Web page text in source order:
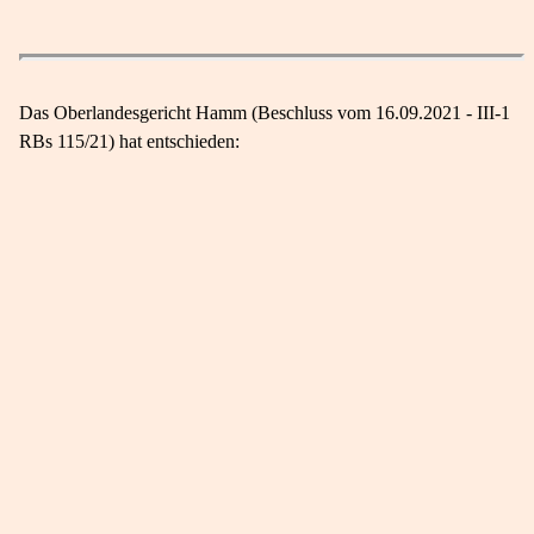
Das Oberlandesgericht Hamm (Beschluss vom 16.09.2021 - III-1
RBs 115/21) hat entschieden: